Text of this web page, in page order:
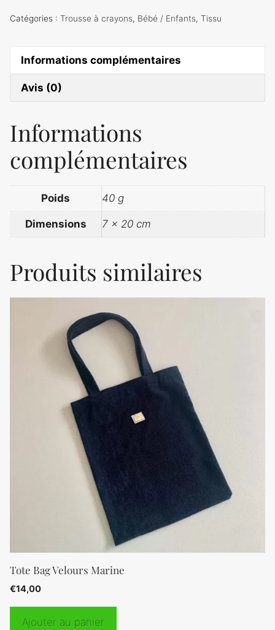
simili
Catégories : Trousse à crayons, Bébé / Enfants, Tissu
Informations complémentaires
Avis (0)
Informations
complémentaires
Poids 40 g
Dimensions 7 × 20 cm
Produits similaires
Tote Bag Velours Marine
€14,00
Ajouter au panier